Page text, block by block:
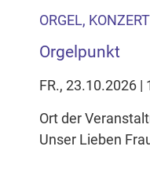
ORGEL, KONZERT
Orgelpunkt
FR., 23.10.2026 |
Ort der
Unser Lieben